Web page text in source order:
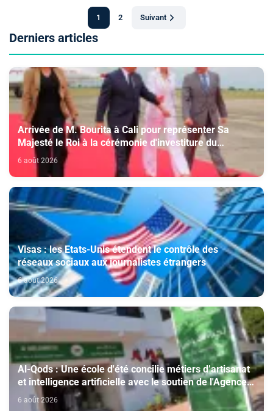
1 2 Suivant
Derniers articles
Arrivée de M. Bourita à Cali pour représenter Sa
Majesté le Roi à la cérémonie d'investiture du
nouveau président colombien
6 août 2026
Visas : les Etats-Unis étendent le contrôle des
réseaux sociaux aux journalistes étrangers
6 août 2026
Al-Qods : Une école d'été concilie métiers d’artisanat
et intelligence artificielle avec le soutien de l'Agence
Bayt Mal Al-Qods Acharif
6 août 2026